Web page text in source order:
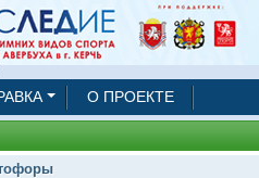
О ПРОЕКТЕ